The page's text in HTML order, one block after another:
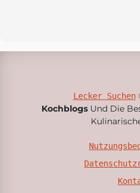
Lecker Suchen
Kochblogs Und Die